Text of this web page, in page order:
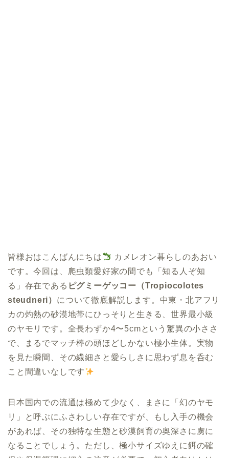
皆様おはこんばんにちは
カメレオン暮らしのあおい
です。今回は、爬虫類愛好家の間でも「知る人ぞ知
る」存在である ピグミーゲッコー（Tropiocolotes
steudneri） について徹底解説します。中東・北アフリ
カの灼熱の砂漠地帯にひっそりと生きる、世界最小級
のヤモリです。全長わずか4〜5cmという驚異の小ささ
で、まるでマッチ棒の頭ほどしかない極小生体。実物
を見た瞬間、その繊細さと愛らしさに思わず息を呑む
こと間違いなしです
日本国内での流通は極めて少なく、まさに「幻のヤモ
リ」と呼ぶにふさわしい存在ですが、もし入手の機会
があれば、その独特な生態と砂漠飼育の奥深さに虜に
なることでしょう。ただし、極小サイズゆえに餌の確